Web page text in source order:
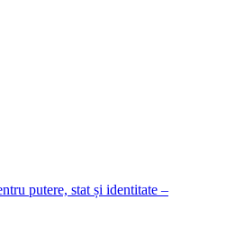
putere, stat și identitate –